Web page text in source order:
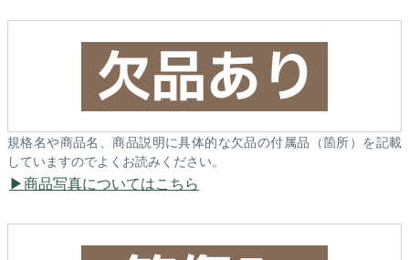
規格名や商品名、商品説明に具体的な欠品の付属品（箇所）を記載
していますのでよくお読みください。
商品写真についてはこちら